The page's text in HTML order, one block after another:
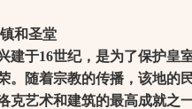
和圣堂
于16世纪，是为了保护皇
。随着宗教的传播，该地的
克艺术和建筑的最高成就之一